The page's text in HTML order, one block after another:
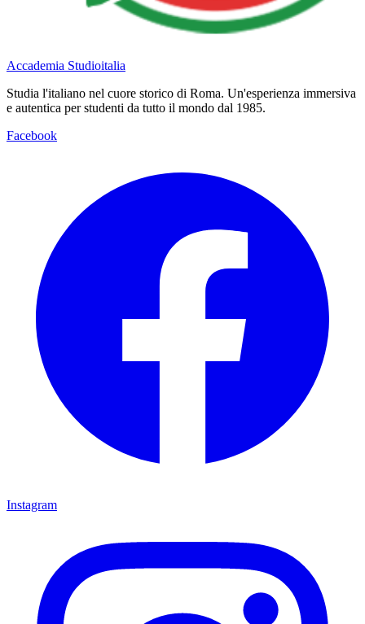
Accademia Studioitalia
Studia l'italiano nel cuore storico di Roma. Un'esperienza immersiva
e autentica per studenti da tutto il mondo dal 1985.
Facebook
Instagram